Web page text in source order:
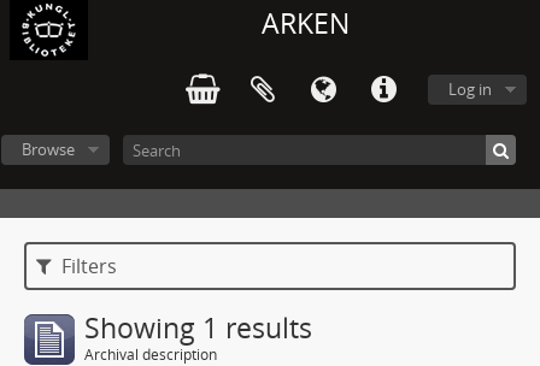
ARKEN
Log in
Browse
Filters
Showing 1 results
Archival description